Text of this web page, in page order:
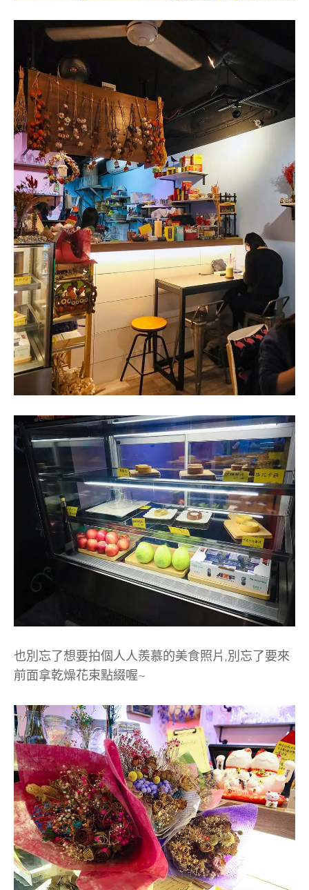
也別忘了想要拍個人人羨慕的美食照片,別忘了要來
前面拿乾燥花束點綴喔~